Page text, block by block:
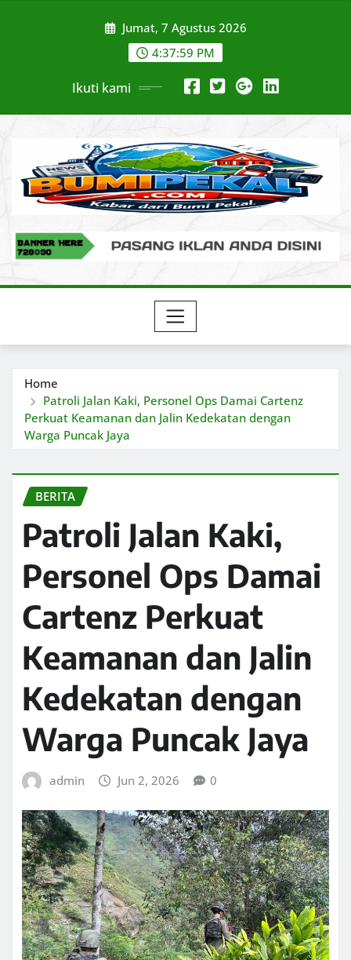
Jumat, 7 Agustus 2026
4:38:00 PM
Ikuti kami
Home
Patroli Jalan Kaki, Personel Ops Damai Cartenz
Perkuat Keamanan dan Jalin Kedekatan dengan
Warga Puncak Jaya
BERITA
Patroli Jalan Kaki,
Personel Ops Damai
Cartenz Perkuat
Keamanan dan Jalin
Kedekatan dengan
Warga Puncak Jaya
admin Jun 2, 2026 0